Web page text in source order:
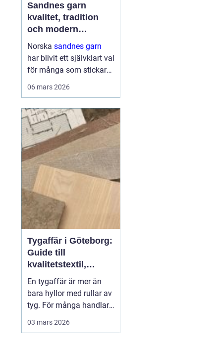
Sandnes garn
kvalitet, tradition
och modern
stickglädje
Norska sandnes garn
har blivit ett självklart val
för många som stickar
hållbara kvaliteter och
moderna färger gör att
g...
06 mars 2026
Tygaffär i Göteborg:
Guide till
kvalitetstextil,
sömnad och
inredning
En tygaffär är mer än
bara hyllor med rullar av
tyg. För många handlar
03 mars 2026